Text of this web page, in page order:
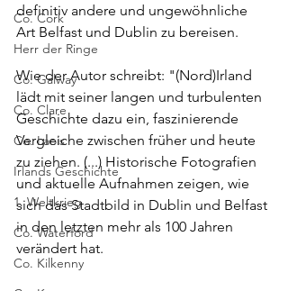
Co. Cork
Herr der Ringe
Co. Galway
Co. Clare
Co. Laois
Irlands Geschichte
1. Weltkrieg
Co. Waterford
Co. Kilkenny
definitiv andere und ungewöhnliche
Art Belfast und Dublin zu bereisen.
Wie der Autor schreibt: "(Nord)Irland
lädt mit seiner langen und turbulenten
Geschichte dazu ein, faszinierende
Vergleiche zwischen früher und heute
zu ziehen. (...) Historische Fotografien
und aktuelle Aufnahmen zeigen, wie
sich das Stadtbild in Dublin und Belfast
in den letzten mehr als 100 Jahren
verändert hat.